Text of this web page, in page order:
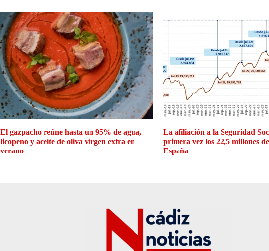
El gazpacho reúne hasta un 95% de agua,
licopeno y aceite de oliva virgen extra en
verano
La afiliación a la Seguridad
primera vez los 22,5 millones
España